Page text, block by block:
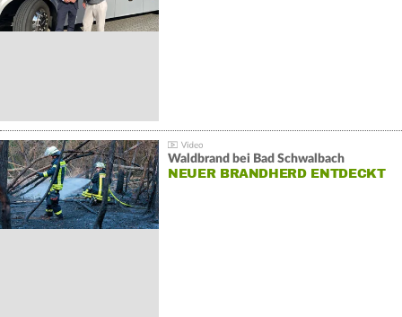
Waldbrand bei Bad Schwalbach
NEUER BRANDHERD ENTDECKT